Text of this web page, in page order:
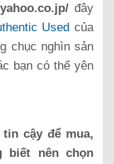
đây
Used của
chục nghìn sản
bạn có thể yên
cậy để mua,
biết nên chọn